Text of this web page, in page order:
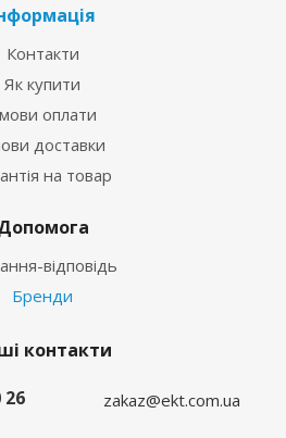
Контакти
Як купити
оплати
доставки
на товар
відповідь
Бренди
контакти
26
zakaz@ekt.com.ua